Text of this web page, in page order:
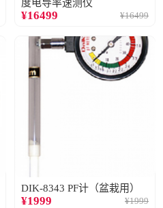
度电导率速测仪
¥16499 ¥16499
DIK-8343 PF计（盆栽用）
¥1999 ¥1999